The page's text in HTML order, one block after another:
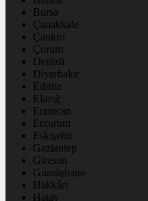
Bursa
Çanakkale
Çankırı
Çorum
Denizli
Diyarbakır
Edirne
Elazığ
Erzincan
Erzurum
Eskişehir
Gaziantep
Giresun
Gümüşhane
Hakkâri
Hatay